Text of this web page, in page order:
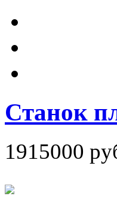
Станок
1915000